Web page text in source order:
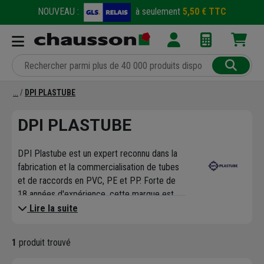
NOUVEAU : à seulement 5,50 € TTC
DPI PLASTUBE
DPI PLASTUBE
DPI Plastube est un expert reconnu dans la
fabrication et la commercialisation de tubes
et de raccords en PVC, PE et PP. Forte de
18 années d'expérience, cette marque est
devenue un acteur incontournable dans la
télécommunications. Son expertise repose
Lire la suite
1 produit trouvé